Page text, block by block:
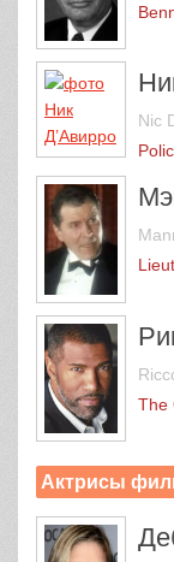
Nic
The
Актрисы